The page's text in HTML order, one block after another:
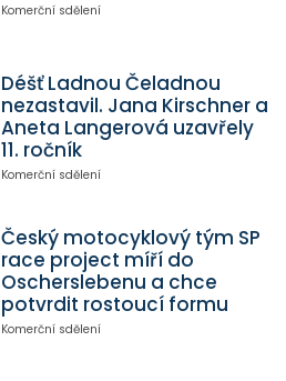
Komerční sdělení
Déšť Ladnou Čeladnou
nezastavil. Jana Kirschner a
Aneta Langerová uzavřely
11. ročník
Komerční sdělení
Český motocyklový tým SP
race project míří do
Oscherslebenu a chce
potvrdit rostoucí formu
Komerční sdělení